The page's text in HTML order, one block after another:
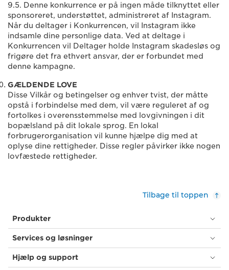
9.5. Denne konkurrence er på ingen måde tilknyttet eller
sponsoreret, understøttet, administreret af Instagram.
Når du deltager i Konkurrencen, vil Instagram ikke
indsamle dine personlige data. Ved at deltage i
Konkurrencen vil Deltager holde Instagram skadesløs og
frigøre det fra ethvert ansvar, der er forbundet med
denne kampagne.
GÆLDENDE LOVE
Disse Vilkår og betingelser og enhver tvist, der måtte
opstå i forbindelse med dem, vil være reguleret af og
fortolkes i overensstemmelse med lovgivningen i dit
bopælsland på dit lokale sprog. En lokal
forbrugerorganisation vil kunne hjælpe dig med at
oplyse dine rettigheder. Disse regler påvirker ikke nogen
lovfæstede rettigheder.
Tilbage til toppen
Produkter
Services og løsninger
Hjælp og support